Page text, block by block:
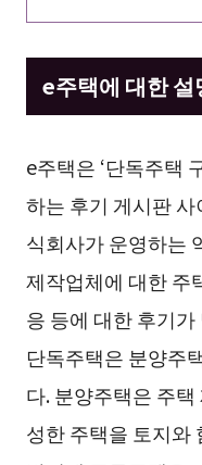
e주택에 대한 설
e주택은 ‘단독주택
하는 후기 게시판
식회사가 운영하는
제작업체에 대한 주
응 등에 대한 후기
단독주택은 분양주
다. 분양주택은 주
성한 주택을 토지와